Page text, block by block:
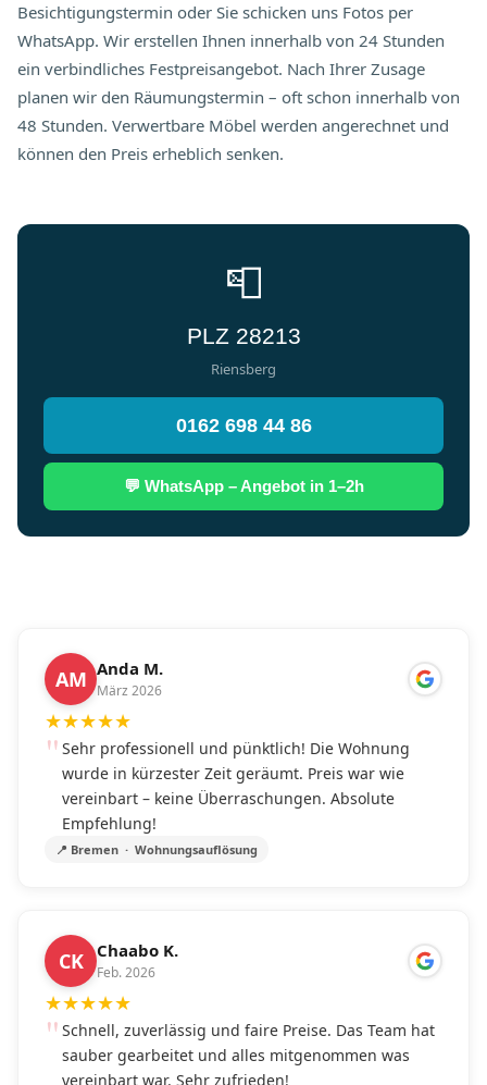
Besichtigungstermin oder Sie schicken uns Fotos per
WhatsApp. Wir erstellen Ihnen innerhalb von 24 Stunden
ein verbindliches Festpreisangebot. Nach Ihrer Zusage
planen wir den Räumungstermin – oft schon innerhalb von
48 Stunden. Verwertbare Möbel werden angerechnet und
können den Preis erheblich senken.
📮
PLZ 28213
Riensberg
0162 698 44 86
💬 WhatsApp – Angebot in 1–2h
AM Anda M.
März 2026
★★★★★
Sehr professionell und pünktlich! Die Wohnung
wurde in kürzester Zeit geräumt. Preis war wie
vereinbart – keine Überraschungen. Absolute
Empfehlung!
📍 Bremen · Wohnungsauflösung
CK Chaabo K.
Feb. 2026
★★★★★
Schnell, zuverlässig und faire Preise. Das Team hat
sauber gearbeitet und alles mitgenommen was
vereinbart war. Sehr zufrieden!